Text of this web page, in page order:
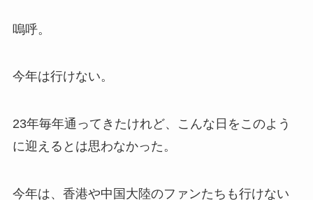
嗚呼。
今年は行けない。
23年毎年通ってきたけれど、こんな日をこのよう
に迎えるとは思わなかった。
今年は、香港や中国大陸のファンたちも行けない